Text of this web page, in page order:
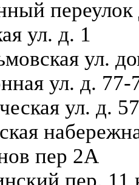
переулок
ул. д. 1
ул.
ул. д. 77-
ул. д.
пер 2А